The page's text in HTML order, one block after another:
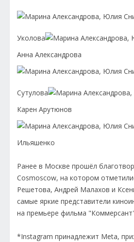
Уколова
Анна Александрова
Сутулова
Карен Арутюнов
Ильяшенко
Ранее в Москве прошёл
Cosmoscow, на котором
Решетова, Андрей Малахов и
самые яркие представители
на премьере фильма
*Instagram принадлежит Meta,